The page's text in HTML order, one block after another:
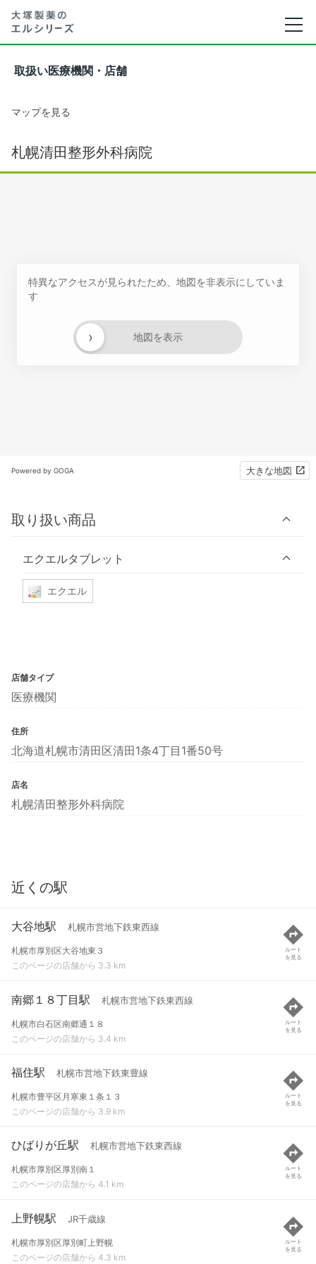
取扱い医療機関・店舗
マップを見る
札幌清田整形外科病院
特異なアクセスが見られたため、地図を非表示にしていま
す
地図を表示
›
Powered by GOGA 大きな地図
取り扱い商品
エクエルタブレット
エクエル
店舗タイプ
医療機関
住所
北海道札幌市清田区清田1条4丁目1番50号
店名
札幌清田整形外科病院
近くの駅
大谷地駅 札幌市営地下鉄東西線
札幌市厚別区大谷地東３
このページの店舗から 3.3 km
ルート
を見る
南郷１８丁目駅 札幌市営地下鉄東西線
札幌市白石区南郷通１８
このページの店舗から 3.4 km
ルート
を見る
福住駅 札幌市営地下鉄東豊線
札幌市豊平区月寒東１条１３
このページの店舗から 3.9 km
ルート
を見る
ひばりが丘駅 札幌市営地下鉄東西線
札幌市厚別区厚別南１
このページの店舗から 4.1 km
ルート
を見る
上野幌駅 JR千歳線
札幌市厚別区厚別町上野幌
このページの店舗から 4.3 km
ルート
を見る